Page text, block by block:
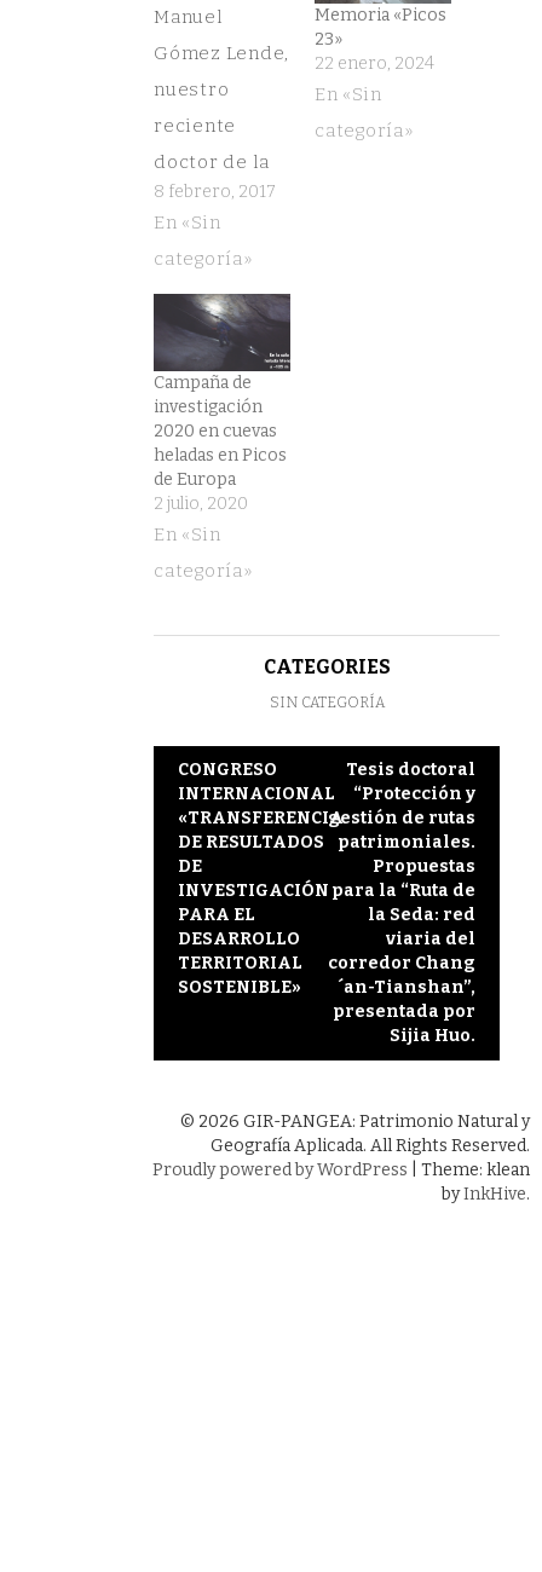
Manuel
Gómez Lende,
nuestro
reciente
doctor de la
UVa, publica
el
impresionante
libro sobre
las
maravillosas
cuevas
heladas de
Picos de
Europa
8 febrero, 2017
En «Sin
categoría»
Memoria «Picos
23»
22 enero, 2024
En «Sin
categoría»
Campaña de
investigación
2020 en cuevas
heladas en Picos
de Europa
2 julio, 2020
En «Sin
categoría»
CATEGORIES
SIN CATEGORÍA
Post
navigation
CONGRESO
INTERNACIONAL
«TRANSFERENCIA
DE RESULTADOS
DE
INVESTIGACIÓN
PARA EL
DESARROLLO
TERRITORIAL
SOSTENIBLE»
Tesis doctoral
“Protección y
gestión de rutas
patrimoniales.
Propuestas
para la “Ruta de
la Seda: red
viaria del
corredor Chang
´an-Tianshan”,
presentada por
Sijia Huo.
© 2026 GIR-PANGEA: Patrimonio Natural y
Geografía Aplicada. All Rights Reserved.
Proudly powered by WordPress
Theme: klean
byInkHive.